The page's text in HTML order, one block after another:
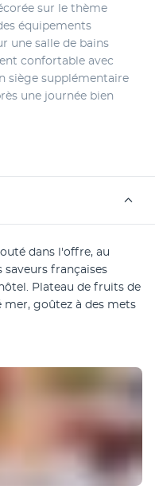
sur le thème
équipements
une salle de bains
confortable avec
siège supplémentaire
une journée bien
dans l'offre, au
saveurs françaises
Plateau de fruits de
goûtez à des mets